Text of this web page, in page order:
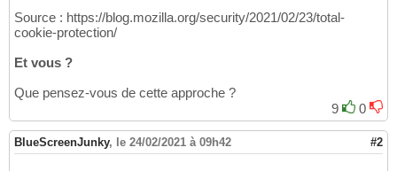
Source : https://blog.mozilla.org/security/2021/02/23/total-
cookie-protection/
Et vous ?
Que pensez-vous de cette approche ?
9
0
BlueScreenJunky, le 24/02/2021 à 09h42 #2